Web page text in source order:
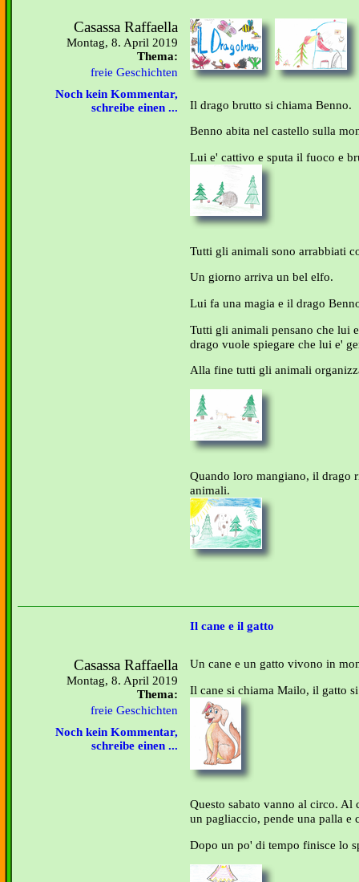
Casassa Raffaella
Montag, 8. April 2019
Thema:
freie Geschichten
Noch kein Kommentar,
schreibe einen ...
Il drago brutto si chiama Benno.
Benno abita nel castello sulla
Lui e' cattivo e sputa il fuoco e
Tutti gli animali sono arrabbiati
Un giorno arriva un bel elfo.
Lui fa una magia e il drago
Tutti gli animali pensano che lui
drago vuole spiegare che lui e'
Alla fine tutti gli animali
Quando loro mangiano, il drago
animali.
Il cane e il gatto
Casassa Raffaella
Montag, 8. April 2019
Thema:
freie Geschichten
Noch kein Kommentar,
schreibe einen ...
Un cane e un gatto vivono in
Il cane si chiama Mailo, il gatto
Questo sabato vanno al circo.
un pagliaccio, pende una palla e
Dopo un po' di tempo finisce lo